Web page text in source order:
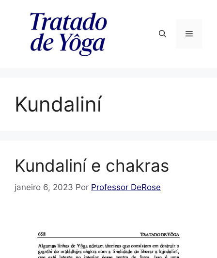
conteúdo
Menu
Kundaliní
Kundaliní e chakras
janeiro 6, 2023 Por Professor DeRose